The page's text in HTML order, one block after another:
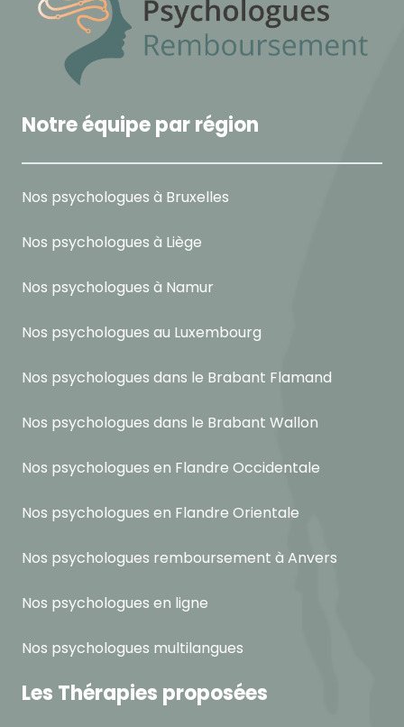
Notre équipe par région
Nos psychologues à Bruxelles
Nos psychologues à Liège
Nos psychologues à Namur
Nos psychologues au Luxembourg
Nos psychologues dans le Brabant Flamand
Nos psychologues dans le Brabant Wallon
Nos psychologues en Flandre Occidentale
Nos psychologues en Flandre Orientale
Nos psychologues remboursement à Anvers
Nos psychologues en ligne
Nos psychologues multilangues
Les Thérapies proposées